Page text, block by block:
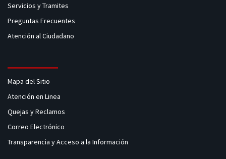
Servicios y Tramites
Preguntas Frecuentes
Atención al Ciudadano
Mapa del Sitio
Atención en Linea
Quejas y Reclamos
Correo Electrónico
Transparencia y Acceso a la Información